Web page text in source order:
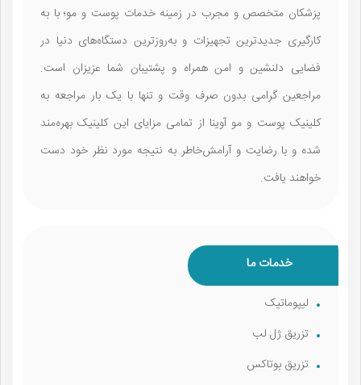
پزشکان متخصص و مجرب در زمینه خدمات پوست و مو؛ با به
کارگیری جدیدترین تجهیزات و به‌روزترین دستگاه‌های دنیا در
فضایی دلنشین و امن همراه و پشتیبان شما عزیزان است.
مراجعین گرامی بدون صرف وقت و تنها با یک بار مراجعه به
کلینیک پوست و مو آوینا از تمامی مزایای این کلینیک بهره‌مند
شده و با رضایت و آرامش‌خاطر به نتیجه مورد نظر خود دست
خواهند یافت.
خدمات ما
لیپوماتیک
تزریق ژل لب
تزریق بوتاکس